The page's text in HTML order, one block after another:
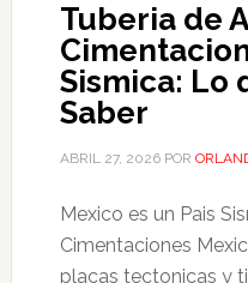
Tuberia de
Sismica: Lo
Saber
ABRIL 27, 2026POR
Mexico es un Pais
Cimentaciones
placas tectonicas y